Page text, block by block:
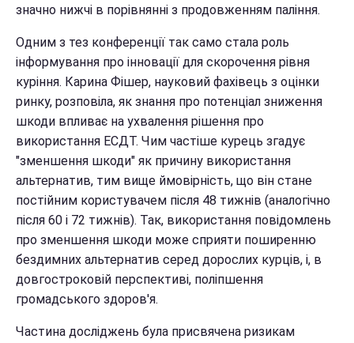
значно нижчі в порівнянні з продовженням паління.
Одним з тез конференції так само стала роль
інформування про інновації для скорочення рівня
куріння. Карина Фішер, науковий фахівець з оцінки
ринку, розповіла, як знання про потенціал зниження
шкоди впливає на ухвалення рішення про
використання ЕСДТ. Чим частіше курець згадує
"зменшення шкоди" як причину використання
альтернатив, тим вище ймовірність, що він стане
постійним користувачем після 48 тижнів (аналогічно
після 60 і 72 тижнів). Так, використання повідомлень
про зменшення шкоди може сприяти поширенню
бездимних альтернатив серед дорослих курців, і, в
довгостроковій перспективі, поліпшення
громадського здоров'я.
Частина досліджень була присвячена ризикам